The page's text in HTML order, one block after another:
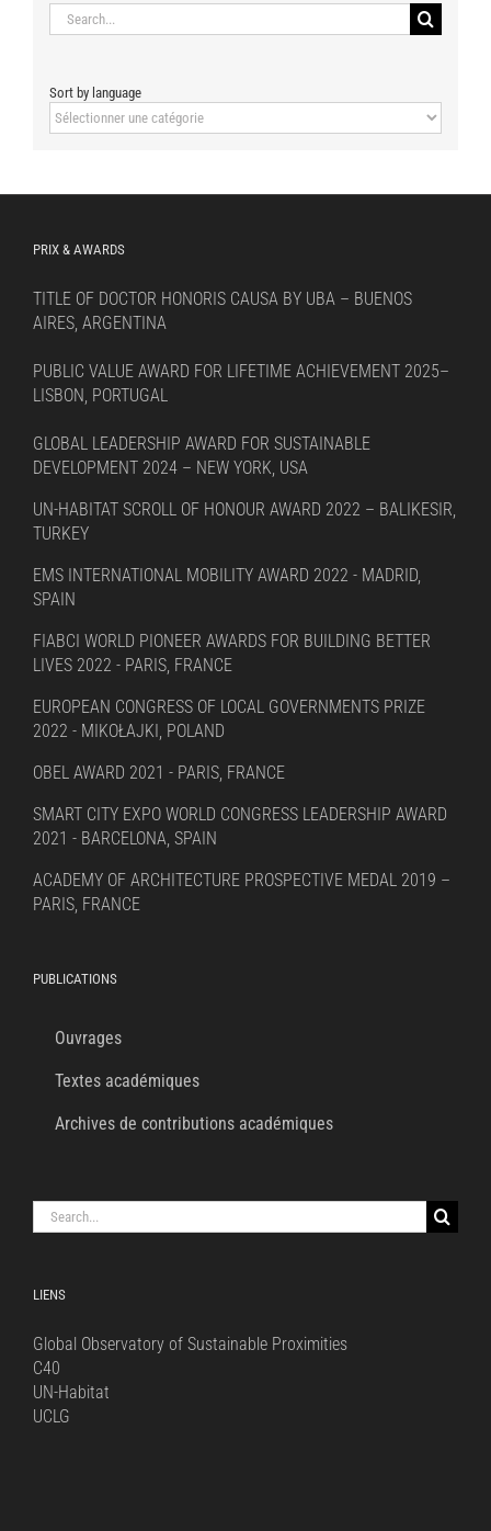
Search
for:
Sort by language
Sort
by
PRIX & AWARDS
TITLE OF DOCTOR HONORIS CAUSA BY UBA – BUENOS
AIRES, ARGENTINA
PUBLIC VALUE AWARD FOR LIFETIME ACHIEVEMENT 2025–
LISBON, PORTUGAL
GLOBAL LEADERSHIP AWARD FOR SUSTAINABLE
DEVELOPMENT 2024 – NEW YORK, USA
UN-HABITAT SCROLL OF HONOUR AWARD 2022 – BALIKESIR,
TURKEY
EMS INTERNATIONAL MOBILITY AWARD 2022 - MADRID,
SPAIN
FIABCI WORLD PIONEER AWARDS FOR BUILDING BETTER
LIVES 2022 - PARIS, FRANCE
EUROPEAN CONGRESS OF LOCAL GOVERNMENTS PRIZE
2022 - MIKOŁAJKI, POLAND
OBEL AWARD 2021 - PARIS, FRANCE
SMART CITY EXPO WORLD CONGRESS LEADERSHIP AWARD
2021 - BARCELONA, SPAIN
ACADEMY OF ARCHITECTURE PROSPECTIVE MEDAL 2019 –
PARIS, FRANCE
PUBLICATIONS
Ouvrages
Textes académiques
Archives de contributions académiques
Search
for:
LIENS
Global Observatory of Sustainable Proximities
C40
UN-Habitat
UCLG